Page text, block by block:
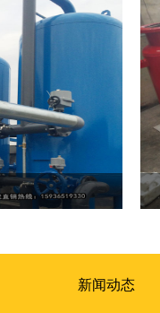
新闻动态